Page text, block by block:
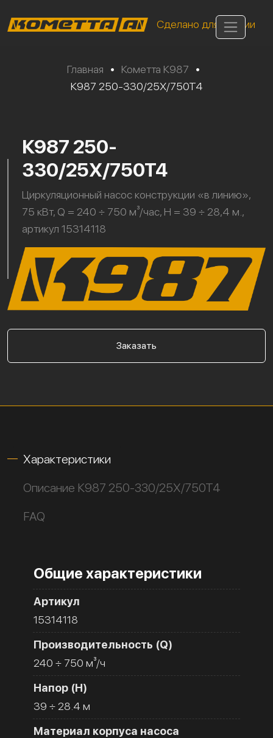
Сделано для России
Главная • Кометта К987
•
К987 250-330/25Х/750Т4
К987 250-
330/25Х/750Т4
Циркуляционный насос конструкции «в линию»,
75 кВт, Q = 240 ÷ 750 м³/час, H = 39 ÷ 28,4 м.,
артикул 15314118
Заказать
Характеристики
Описание К987 250-330/25Х/750Т4
FAQ
Общие характеристики
Артикул
15314118
Производительность (Q)
240 ÷ 750 м³/ч
Напор (H)
39 ÷ 28.4 м
Материал корпуса насоса